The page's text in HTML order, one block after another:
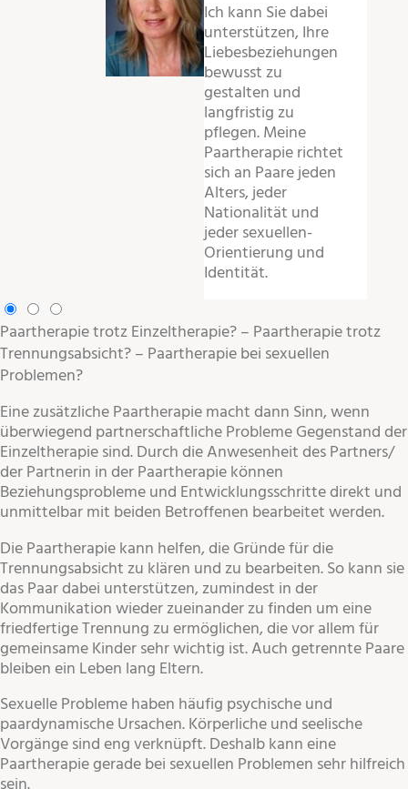
Ich kann Sie dabei
unterstützen, Ihre
Liebesbeziehungen
bewusst zu
gestalten und
langfristig zu
pflegen. Meine
Paartherapie richtet
sich an Paare jeden
Alters, jeder
Nationalität und
jeder sexuellen-
Orientierung und
Identität.
Paartherapie trotz Einzeltherapie? – Paartherapie trotz
Trennungsabsicht? – Paartherapie bei sexuellen
Problemen?
Eine zusätzliche Paartherapie macht dann Sinn, wenn
überwiegend partnerschaftliche Probleme Gegenstand der
Einzeltherapie sind. Durch die Anwesenheit des Partners/
der Partnerin in der Paartherapie können
Beziehungsprobleme und Entwicklungsschritte direkt und
unmittelbar mit beiden Betroffenen bearbeitet werden.
Die Paartherapie kann helfen, die Gründe für die
Trennungsabsicht zu klären und zu bearbeiten. So kann sie
das Paar dabei unterstützen, zumindest in der
Kommunikation wieder zueinander zu finden um eine
friedfertige Trennung zu ermöglichen, die vor allem für
gemeinsame Kinder sehr wichtig ist. Auch getrennte Paare
bleiben ein Leben lang Eltern.
Sexuelle Probleme haben häufig psychische und
paardynamische Ursachen. Körperliche und seelische
Vorgänge sind eng verknüpft. Deshalb kann eine
Paartherapie gerade bei sexuellen Problemen sehr hilfreich